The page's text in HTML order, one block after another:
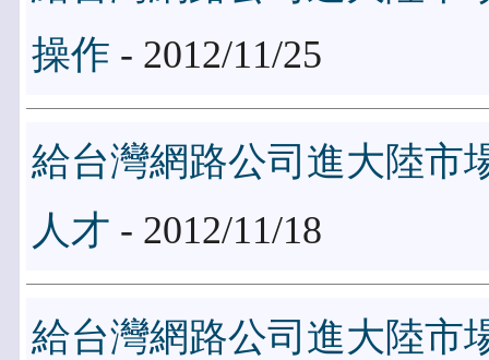
操作 - 2012/11/25
給台灣網路公司進大陸市
人才 - 2012/11/18
給台灣網路公司進大陸市